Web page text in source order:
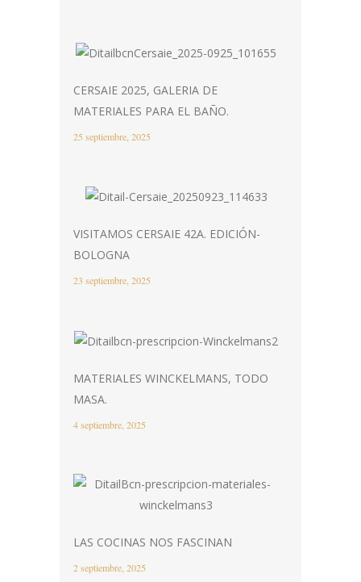
CERSAIE 2025, GALERIA DE
MATERIALES PARA EL BAÑO.
25 septiembre, 2025
VISITAMOS CERSAIE 42A. EDICIÓN-
BOLOGNA
23 septiembre, 2025
MATERIALES WINCKELMANS, TODO
MASA.
4 septiembre, 2025
LAS COCINAS NOS FASCINAN
2 septiembre, 2025